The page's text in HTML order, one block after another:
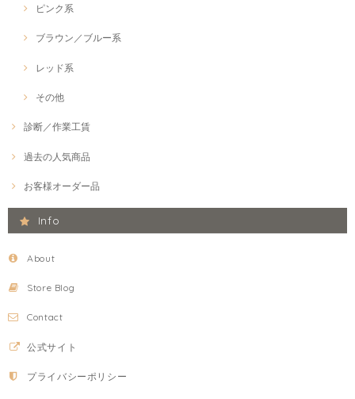
ピンク系
ブラウン／ブルー系
レッド系
その他
診断／作業工賃
過去の人気商品
お客様オーダー品
Info
About
Store Blog
Contact
公式サイト
プライバシーポリシー